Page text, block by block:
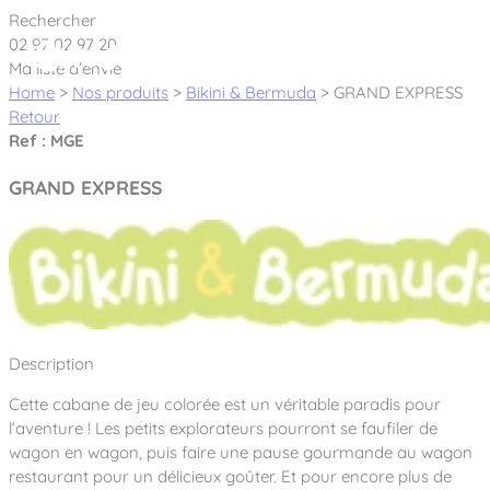
Cookies management panel
Créateur et fabricant d’aires de jeux &
Nos dernières actualités
À propos
Nos engagements
Notre partenariat avec l’association Rêves de clown
Nos Garanties
Notre concept
Aires de jeux Bikini & Bermuda®
Tous nos jeux
Jeux inclusifs
Sport & Fitness Sport&Co®
Agrès fitness
Mobilier & accessoires
Rechercher
02 97 02 97 20
Ma liste d’envie
Home > Nos produits > Bikini & Bermuda > GRAND EXPRESS
Retour
Ref : MGE
GRAND EXPRESS
Description
Cette cabane de jeu colorée est un véritable paradis pour
l’aventure ! Les petits explorateurs pourront se faufiler de
wagon en wagon, puis faire une pause gourmande au wagon
restaurant pour un délicieux goûter. Et pour encore plus de